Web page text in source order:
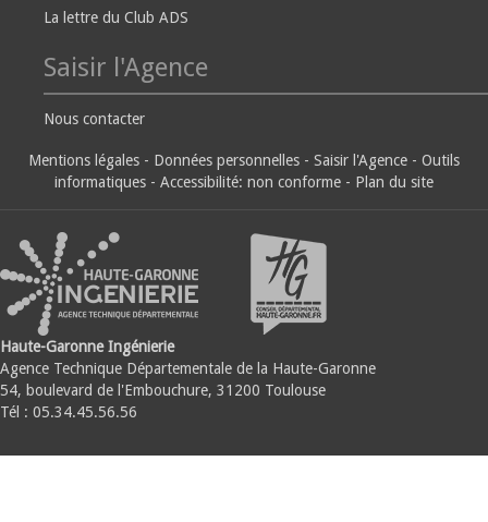
La lettre du Club ADS
Saisir l'Agence
Nous contacter
Mentions légales - Données personnelles - Saisir l'Agence - Outils
informatiques - Accessibilité: non conforme - Plan du site
Haute-Garonne Ingénierie
Agence Technique Départementale de la Haute-Garonne
54, boulevard de l'Embouchure, 31200 Toulouse
Tél : 05.34.45.56.56